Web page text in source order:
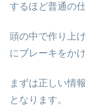
するほど普通の
頭の中で作り上
にブレーキをか
まずは正しい情
となります。